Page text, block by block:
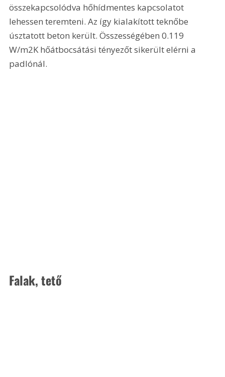
összekapcsolódva hőhídmentes kapcsolatot
lehessen teremteni. Az így kialakított teknőbe
úsztatott beton került. Összességében 0.119
W/m2K hőátbocsátási tényezőt sikerült elérni a
padlónál.
Falak, tető